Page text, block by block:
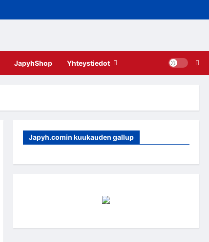
JapyhShop Yhteystiedot
Japyh.comin kuukauden gallup